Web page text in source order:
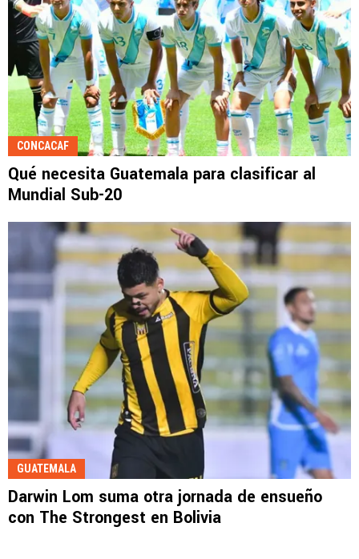
CONCACAF
Qué necesita Guatemala para clasificar al
Mundial Sub-20
GUATEMALA
Darwin Lom suma otra jornada de ensueño
con The Strongest en Bolivia